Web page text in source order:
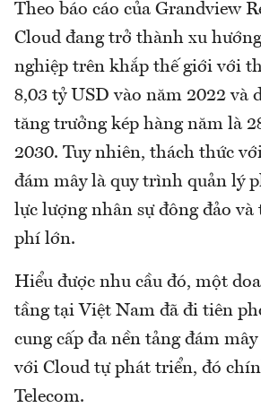
Theo báo cáo của Grandview
Cloud đang trở thành xu
nghiệp trên khắp thế giới với
8,03 tỷ USD vào năm 2022 và
tăng trưởng kép hàng năm là
2030. Tuy nhiên, thách thức
đám mây là quy trình quản lý
lực lượng nhân sự đông đảo
phí lớn.
Hiểu được nhu cầu đó, một
tầng tại Việt Nam đã đi tiên
cung cấp đa nền tảng đám
với Cloud tự phát triển, đó
Telecom.